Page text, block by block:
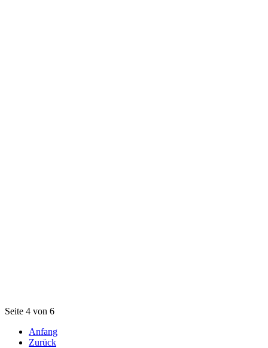
Seite 4 von 6
Anfang
Zurück